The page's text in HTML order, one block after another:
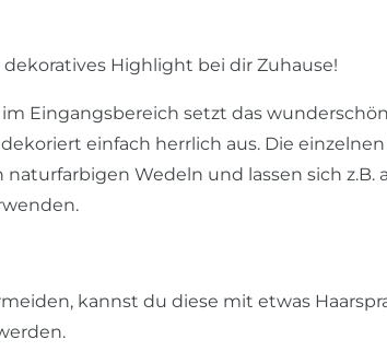
Highlight bei dir Zuhause!
Eingangsbereich setzt das
einfach herrlich aus. Die einzelnen
Wedeln und lassen sich z.B.
kannst du diese mit etwas